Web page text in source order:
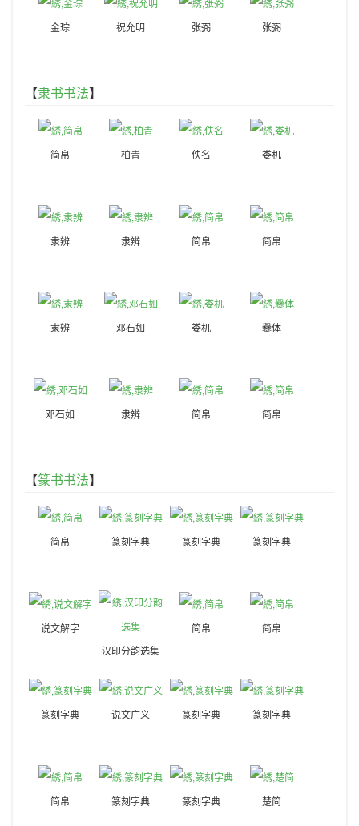
金琮 祝允明 张弼 张弼
【隶书书法】
简帛 柏青 佚名 娄机
隶辨 隶辨 简帛 简帛
隶辨 邓石如 娄机 爨体
邓石如 隶辨 简帛 简帛
【篆书书法】
简帛 篆刻字典 篆刻字典 篆刻字典
说文解字
汉印分韵选集
简帛 简帛
篆刻字典 说文广义 篆刻字典 篆刻字典
简帛 篆刻字典 篆刻字典 楚简